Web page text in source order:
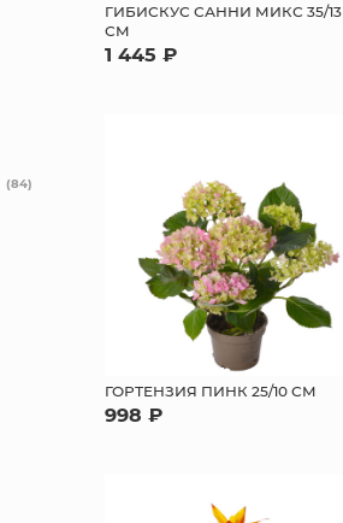
ГИБИСКУС САННИ МИКС 35/13
СМ
1 445 ₽
ГОРТЕНЗИЯ ПИНК 25/10 СМ
998 ₽
(84)